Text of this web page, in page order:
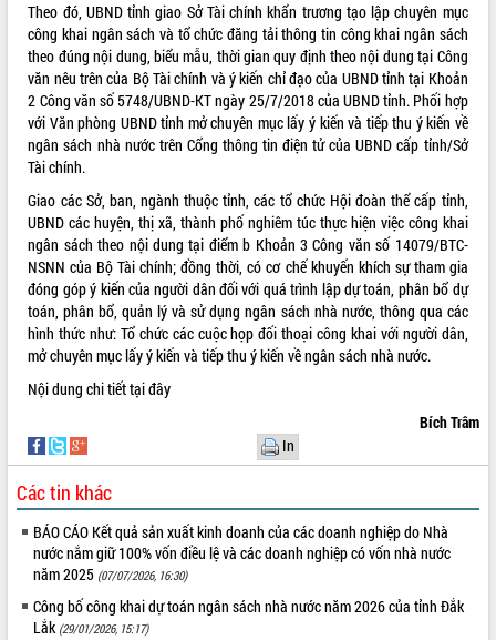
LIÊN KẾT WEB
THỐNG KÊ TRUY CẬP
Hôm nay:
30850
Tất cả: 66076173
Theo đó, UBND tỉnh giao Sở Tài chính khẩn trương tạo lập chuyên mục
công khai ngân sách và tổ chức đăng tải thông tin công khai ngân sách
theo đúng nội dung, biểu mẫu, thời gian quy định theo nội dung tại Công
văn nêu trên của Bộ Tài chính và ý kiến chỉ đạo của UBND tỉnh tại Khoản
2 Công văn số 5748/UBND-KT ngày 25/7/2018 của UBND tỉnh. Phối hợp
với Văn phòng UBND tỉnh mở chuyên mục lấy ý kiến và tiếp thu ý kiến về
ngân sách nhà nước trên Cổng thông tin điện tử của UBND cấp tỉnh/Sở
Tài chính.
Giao các Sở, ban, ngành thuộc tỉnh, các tổ chức Hội đoàn thể cấp tỉnh,
UBND các huyện, thị xã, thành phố nghiêm túc thực hiện việc công khai
ngân sách theo nội dung tại điểm b Khoản 3 Công văn số 14079/BTC-
NSNN của Bộ Tài chính; đồng thời, có cơ chế khuyến khích sự tham gia
đóng góp ý kiến của người dân đối với quá trình lập dự toán, phân bổ dự
toán, phân bổ, quản lý và sử dụng ngân sách nhà nước, thông qua các
hình thức như: Tổ chức các cuộc họp đối thoại công khai với người dân,
mở chuyên mục lấy ý kiến và tiếp thu ý kiến về ngân sách nhà nước.
Nội dung chi tiếttại đây
Bích Trâm
In
Các tin khác
BÁO CÁO Kết quả sản xuất kinh doanh của các doanh nghiệp do Nhà
nước nắm giữ 100% vốn điều lệ và các doanh nghiệp có vốn nhà nước
năm 2025 (07/07/2026, 16:30)
Công bố công khai dự toán ngân sách nhà nước năm 2026 của tỉnh Đắk
Lắk (29/01/2026, 15:17)